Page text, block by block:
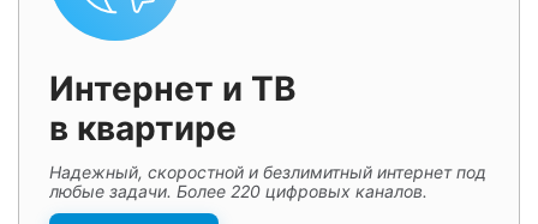
Интернет и ТВ
в квартире
Надежный, скоростной и безлимитный интернет под
любые задачи. Более 220 цифровых каналов.